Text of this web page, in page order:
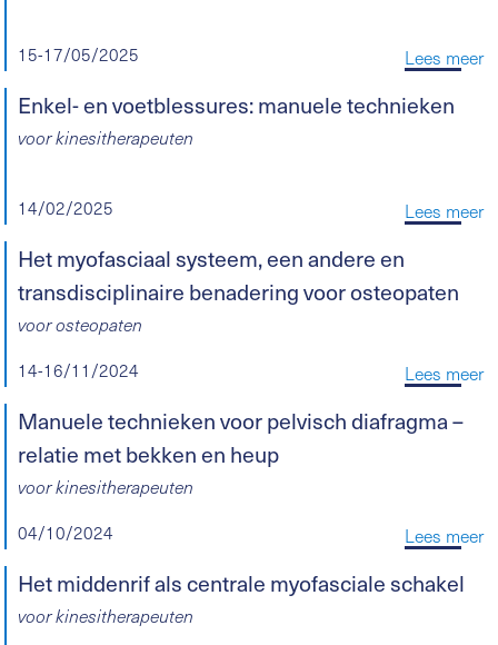
15-17/05/2025 Lees meer
Enkel- en voetblessures: manuele technieken
voor kinesitherapeuten
14/02/2025 Lees meer
Het myofasciaal systeem, een andere en
transdisciplinaire benadering voor osteopaten
voor osteopaten
14-16/11/2024 Lees meer
Manuele technieken voor pelvisch diafragma –
relatie met bekken en heup
voor kinesitherapeuten
04/10/2024 Lees meer
Het middenrif als centrale myofasciale schakel
voor kinesitherapeuten